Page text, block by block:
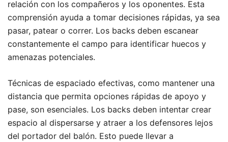
relación con los compañeros y los oponentes. Esta
comprensión ayuda a tomar decisiones rápidas, ya sea
pasar, patear o correr. Los backs deben escanear
constantemente el campo para identificar huecos y
amenazas potenciales.
Técnicas de espaciado efectivas, como mantener una
distancia que permita opciones rápidas de apoyo y
pase, son esenciales. Los backs deben intentar crear
espacio al dispersarse y atraer a los defensores lejos
del portador del balón. Esto puede llevar a